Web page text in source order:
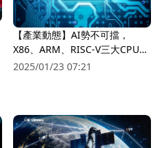
【產業動態】AI勢不可擋，
X86、ARM、RISC-V三大CPU架
構誰將成為市場主流？
2025/01/23 07:21